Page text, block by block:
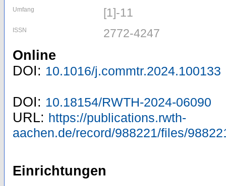
Umfang [1]-11
ISSN 2772-4247
Online
DOI: 10.1016/j.commtr.2024.100133
DOI: 10.18154/RWTH-2024-06090
URL: https://publications.rwth-
aachen.de/record/988221/files/
Einrichtungen